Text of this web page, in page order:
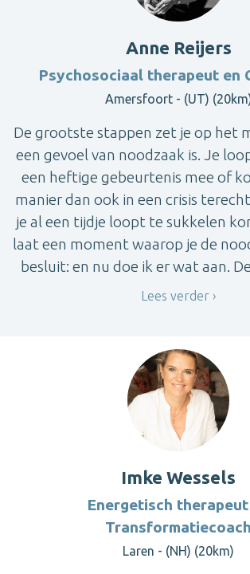
Anne Reijers
Psychosociaal therapeut en
Amersfoort - (UT)
De grootste stappen zet je op het
een gevoel van noodzaak is. Je
een heftige gebeurtenis mee of
manier dan ook in een crisis
je al een tijdje loopt te sukkelen
laat een moment waarop je de
besluit: en nu doe ik er wat aan.
Lees verder
Imke Wessels
Energetisch therapeut
Transformatiecoach
Laren - (NH) (20km)